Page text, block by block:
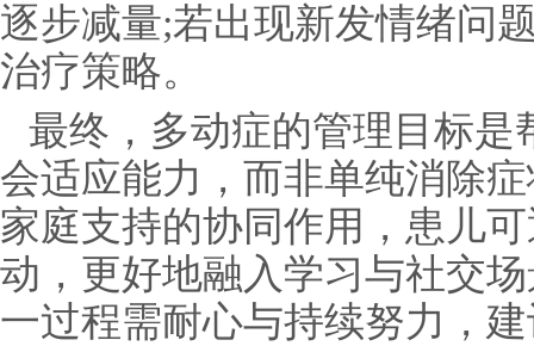
逐步减量;若出现新发情绪问
治疗策略。
最终，多动症的管理目标
会适应能力，而非单纯消除
家庭支持的协同作用，患儿
动，更好地融入学习与社交
一过程需耐心与持续努力，